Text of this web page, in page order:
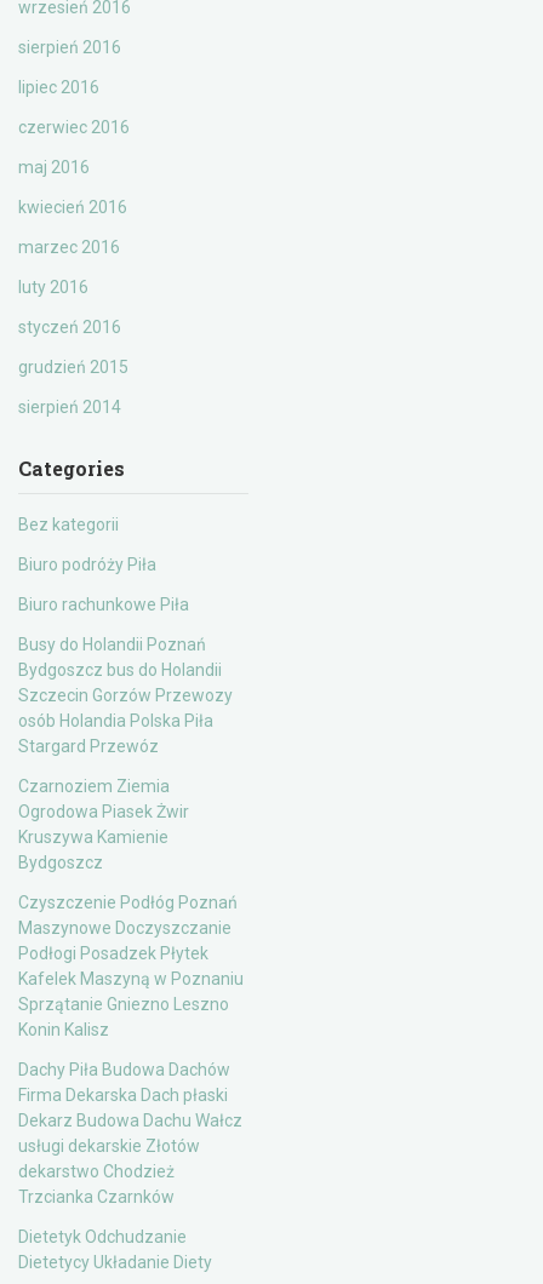
wrzesień 2016
sierpień 2016
lipiec 2016
czerwiec 2016
maj 2016
kwiecień 2016
marzec 2016
luty 2016
styczeń 2016
grudzień 2015
sierpień 2014
Categories
Bez kategorii
Biuro podróży Piła
Biuro rachunkowe Piła
Busy do Holandii Poznań
Bydgoszcz bus do Holandii
Szczecin Gorzów Przewozy
osób Holandia Polska Piła
Stargard Przewóz
Czarnoziem Ziemia
Ogrodowa Piasek Żwir
Kruszywa Kamienie
Bydgoszcz
Czyszczenie Podłóg Poznań
Maszynowe Doczyszczanie
Podłogi Posadzek Płytek
Kafelek Maszyną w Poznaniu
Sprzątanie Gniezno Leszno
Konin Kalisz
Dachy Piła Budowa Dachów
Firma Dekarska Dach płaski
Dekarz Budowa Dachu Wałcz
usługi dekarskie Złotów
dekarstwo Chodzież
Trzcianka Czarnków
Dietetyk Odchudzanie
Dietetycy Układanie Diety